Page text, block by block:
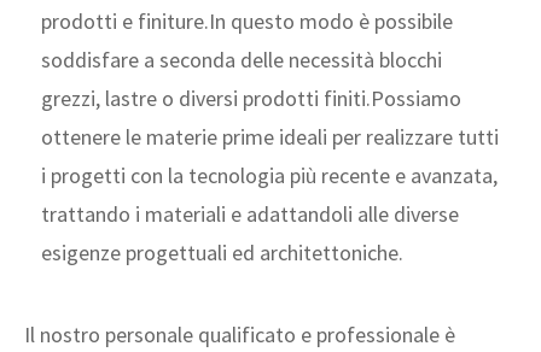
prodotti e finiture.In questo modo è possibile
soddisfare a seconda delle necessità blocchi
grezzi, lastre o diversi prodotti finiti.Possiamo
ottenere le materie prime ideali per realizzare tutti
i progetti con la tecnologia più recente e avanzata,
trattando i materiali e adattandoli alle diverse
esigenze progettuali ed architettoniche.
Il nostro personale qualificato e professionale è